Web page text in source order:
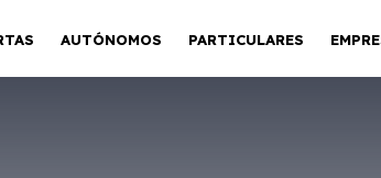
AUTÓNOMOS PARTICULARES